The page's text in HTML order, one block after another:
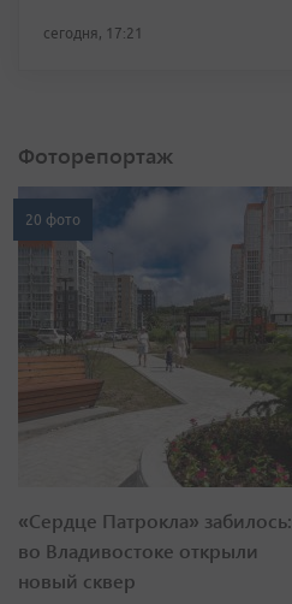
сегодня, 17:21
Фоторепортаж
20 фото
«Сердце Патрокла» забилось:
во Владивостоке открыли
новый сквер